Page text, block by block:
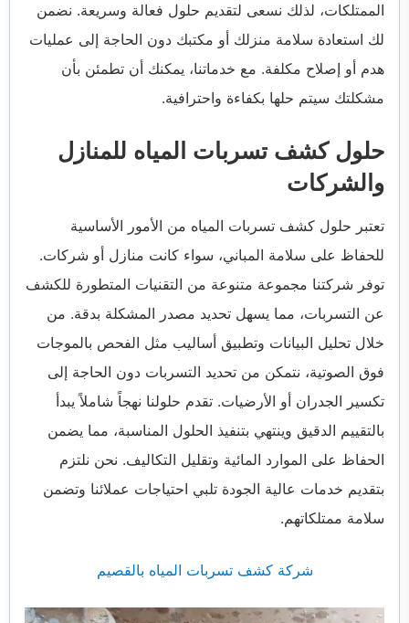
الممتلكات، لذلك نسعى لتقديم حلول فعالة وسريعة. نضمن
لك استعادة سلامة منزلك أو مكتبك دون الحاجة إلى عمليات
هدم أو إصلاح مكلفة. مع خدماتنا، يمكنك أن تطمئن بأن
مشكلتك سيتم حلها بكفاءة واحترافية.
حلول كشف تسربات المياه للمنازل
والشركات
تعتبر حلول كشف تسربات المياه من الأمور الأساسية
للحفاظ على سلامة المباني، سواء كانت منازل أو شركات.
توفر شركتنا مجموعة متنوعة من التقنيات المتطورة للكشف
عن التسربات، مما يسهل تحديد مصدر المشكلة بدقة. من
خلال تحليل البيانات وتطبيق أساليب مثل الفحص بالموجات
فوق الصوتية، نتمكن من تحديد التسربات دون الحاجة إلى
تكسير الجدران أو الأرضيات. تقدم حلولنا نهجاً شاملاً يبدأ
بالتقييم الدقيق وينتهي بتنفيذ الحلول المناسبة، مما يضمن
الحفاظ على الموارد المائية وتقليل التكاليف. نحن نلتزم
بتقديم خدمات عالية الجودة تلبي احتياجات عملائنا وتضمن
سلامة ممتلكاتهم.
شركة كشف تسربات المياه بالقصيم